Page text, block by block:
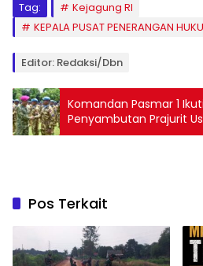
Tag:
Kejagung RI
KEPALA PUSAT PENERANGAN
Editor: Redaksi/Dbn
Komandan Pasmar 1
Penyambutan Prajurit
Dalam Misi PBB
Pos Terkait